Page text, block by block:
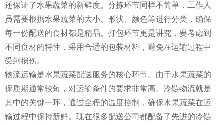
还保证了水果蔬菜的新鲜度。分拣环节同样不简单，工作人
员需要根据水果蔬菜的大小、形状、颜色等进行分类，确保
每一份配送的食材都是精品。打包环节更是讲究，要考虑到
不同食材的特性，采用合适的包装材料，避免在运输过程中
受到损伤。
物流运输是水果蔬菜配送服务的核心环节。由于水果蔬菜的
保质期通常较短，对运输条件的要求非常高。冷链物流就是
其中的关键一环，通过全程的温度控制，确保水果蔬菜在运
输过程中保持新鲜。现在很多配送公司都配备了先进的冷链